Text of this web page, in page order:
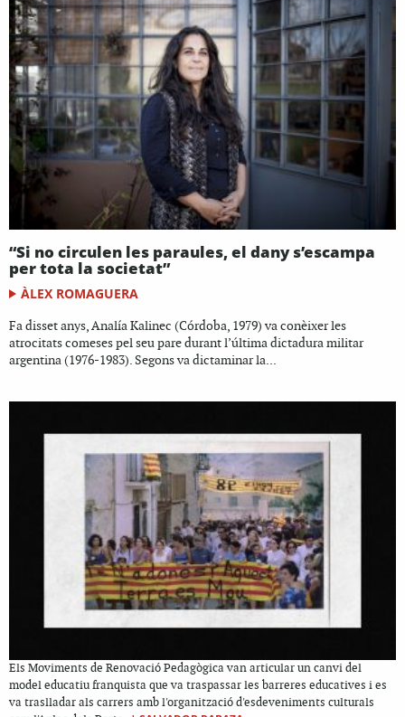
“Si no circulen les paraules, el dany s’escampa
per tota la societat”
ÀLEX ROMAGUERA
Fa disset anys, Analía Kalinec (Córdoba, 1979) va conèixer les
atrocitats comeses pel seu pare durant l’última dictadura militar
argentina (1976-1983). Segons va dictaminar la...
Els Moviments de Renovació Pedagògica van articular un canvi del
model educatiu franquista que va traspassar les barreres educatives i es
va traslladar als carrers amb l'organització d'esdeveniments culturals